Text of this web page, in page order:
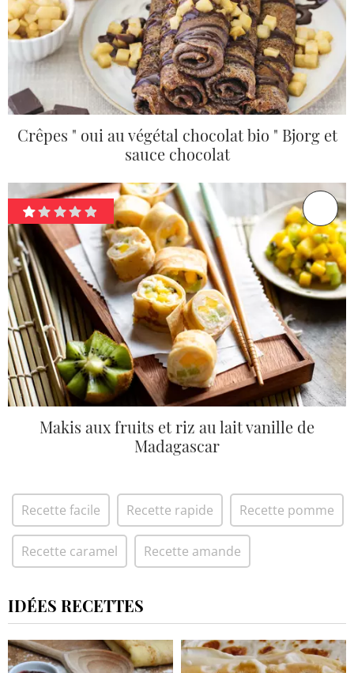
Crêpes " oui au végétal chocolat bio " Bjorg et
sauce chocolat
Makis aux fruits et riz au lait vanille de
Madagascar
Recette facile Recette rapide Recette pomme
Recette caramel Recette amande
IDÉES RECETTES